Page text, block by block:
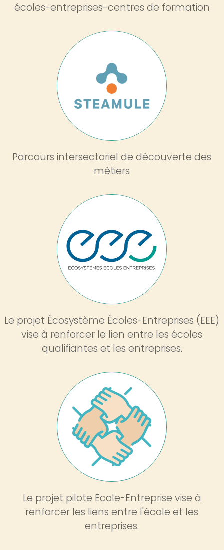
écoles-entreprises-centres de formation
Image
Parcours intersectoriel de découverte des
métiers
Image
Le projet Écosystème Écoles-Entreprises (EEE)
vise à renforcer le lien entre les écoles
qualifiantes et les entreprises.
Image
Le projet pilote Ecole-Entreprise vise à
renforcer les liens entre l'école et les
entreprises.